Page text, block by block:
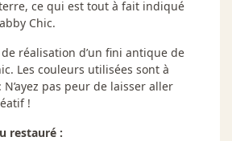
ce qui est tout à fait indiqué
Chic.
réalisation d’un fini antique de
Les couleurs utilisées sont à
N’ayez pas peur de laisser aller
!
restauré :